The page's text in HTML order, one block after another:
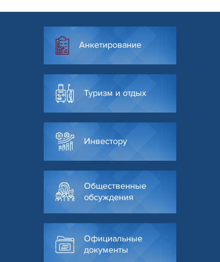
Анкетирование
Туризм и отдых
Инвестору
Общественные
обсуждения
Официальные
документы